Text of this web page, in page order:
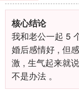
核心结论
我和老公一起 5
婚后感情好 , 但
激 , 生气起来就
不是办法 。